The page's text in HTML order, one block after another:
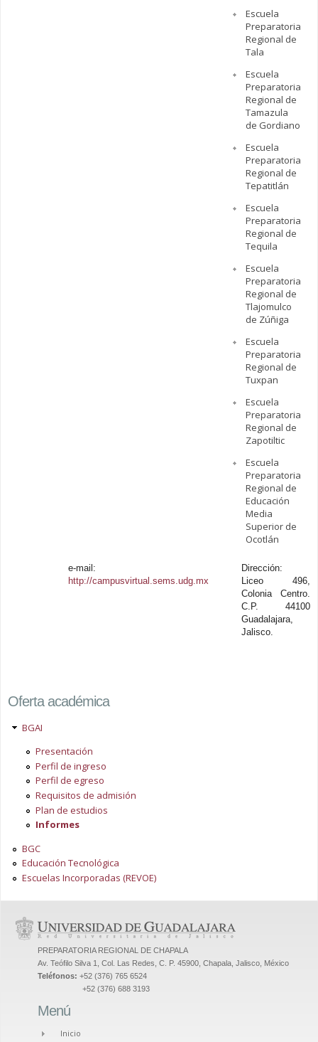
Escuela
Preparatoria
Regional de
Tala
Escuela
Preparatoria
Regional de
Tamazula
de Gordiano
Escuela
Preparatoria
Regional de
Tepatitlán
Escuela
Preparatoria
Regional de
Tequila
Escuela
Preparatoria
Regional de
Tlajomulco
de Zúñiga
Escuela
Preparatoria
Regional de
Tuxpan
Escuela
Preparatoria
Regional de
Zapotiltic
Escuela
Preparatoria
Regional de
Educación
Media
Superior de
Ocotlán
e-mail:
http://campusvirtual.sems.udg.mx
Dirección:
Liceo 496,
Colonia Centro.
C.P. 44100
Guadalajara,
Jalisco.
Oferta académica
BGAI
Presentación
Perfil de ingreso
Perfil de egreso
Requisitos de admisión
Plan de estudios
Informes
BGC
Educación Tecnológica
Escuelas Incorporadas (REVOE)
PREPARATORIA REGIONAL DE CHAPALA
Av. Teófilo Silva 1, Col. Las Redes, C. P. 45900, Chapala, Jalisco, México
Teléfonos: +52 (376) 765 6524
+52 (376) 688 3193
Menú
Inicio